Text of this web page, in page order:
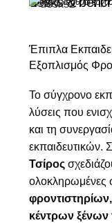
Έπιπλα
Εξοπλισμός
Το σύγχρονο
λύσεις που
και τη
εκπαιδευτικών.
Τσίρος
ολοκληρωμένες
κέντρων